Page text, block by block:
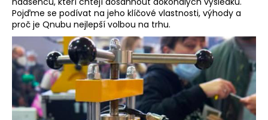
Pojďme se podívat na jeho klíčové vlastnosti, výhody a
proč je Qnubu nejlepší volbou na trhu.
u
j
e
t
e
n
a